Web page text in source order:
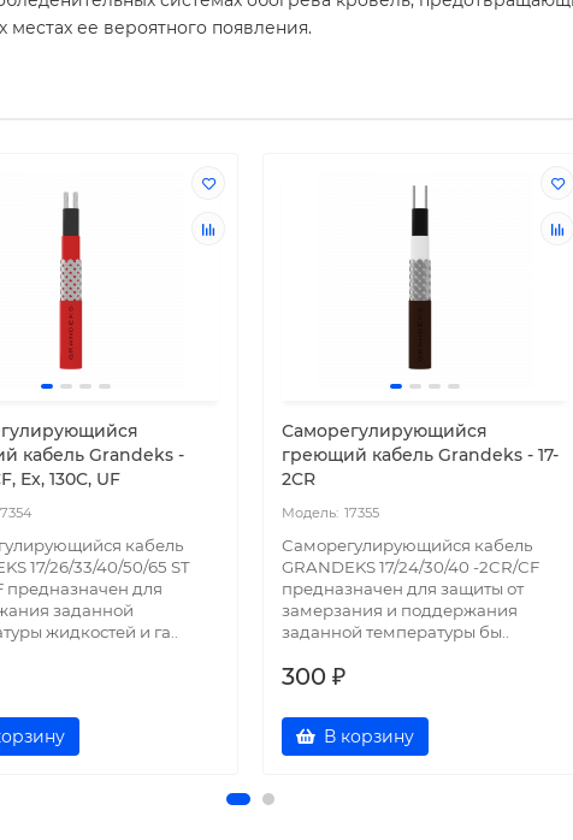
местах ее вероятного появления.
кабель Grandeks -
Ex, 130C, UF
кабель
17/26/33/40/50/65 ST
предназначен для
заданной
жидкостей и га..
Саморегулирующийся
греющий кабель Grandeks - 17-
2CR
17355
Саморегулирующийся кабель
GRANDEKS 17/24/30/40 -2CR/СF
предназначен для защиты от
замерзания и поддержания
заданной температуры бы..
300 ₽
В корзину